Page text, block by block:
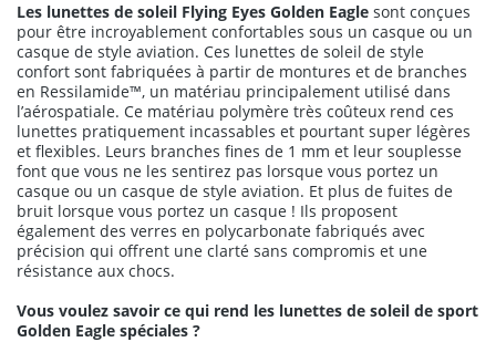
Les lunettes de soleil Flying Eyes Golden Eagle sont conçues
pour être incroyablement confortables sous un casque ou un
casque de style aviation. Ces lunettes de soleil de style
confort sont fabriquées à partir de montures et de branches
en Ressilamide™, un matériau principalement utilisé dans
l’aérospatiale. Ce matériau polymère très coûteux rend ces
lunettes pratiquement incassables et pourtant super légères
et flexibles. Leurs branches fines de 1 mm et leur souplesse
font que vous ne les sentirez pas lorsque vous portez un
casque ou un casque de style aviation. Et plus de fuites de
bruit lorsque vous portez un casque ! Ils proposent
également des verres en polycarbonate fabriqués avec
précision qui offrent une clarté sans compromis et une
résistance aux chocs.
Vous voulez savoir ce qui rend les lunettes de soleil de sport
Golden Eagle spéciales ?